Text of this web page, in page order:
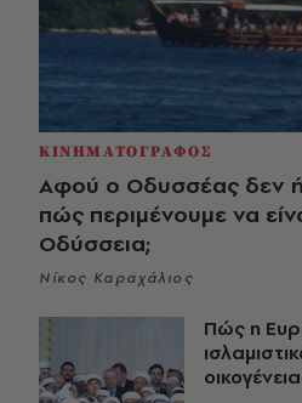
ΚΙΝΗΜΑΤΟΓΡΑΦΟΣ
Αφού ο Οδυσσέας δεν
πώς περιμένουμε να
Οδύσσεια;
Νίκος Καραχάλιος
Πώς η